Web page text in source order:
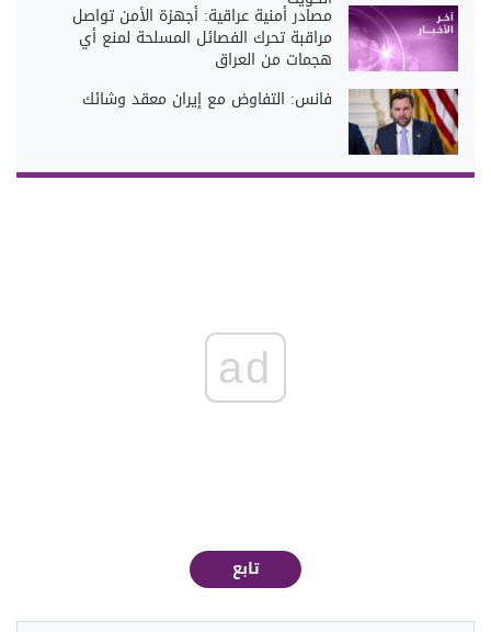
مصادر أمنية عراقية: أجهزة الأمن تواصل
مراقبة تحرك الفصائل المسلحة لمنع أي
هجمات من العراق
فانس: التفاوض مع إيران معقد وشائك
ad
تابع